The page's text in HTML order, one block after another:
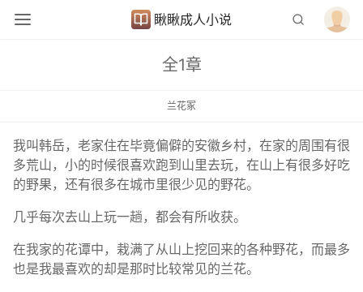
瞅瞅成人小说
全1章
兰花冢
我叫韩岳，老家住在毕竟偏僻的安徽乡村，在家的周围有很
多荒山，小的时候很喜欢跑到山里去玩，在山上有很多好吃
的野果，还有很多在城市里很少见的野花。
几乎每次去山上玩一趟，都会有所收获。
在我家的花谭中，栽满了从山上挖回来的各种野花，而最多
也是我最喜欢的却是那时比较常见的兰花。